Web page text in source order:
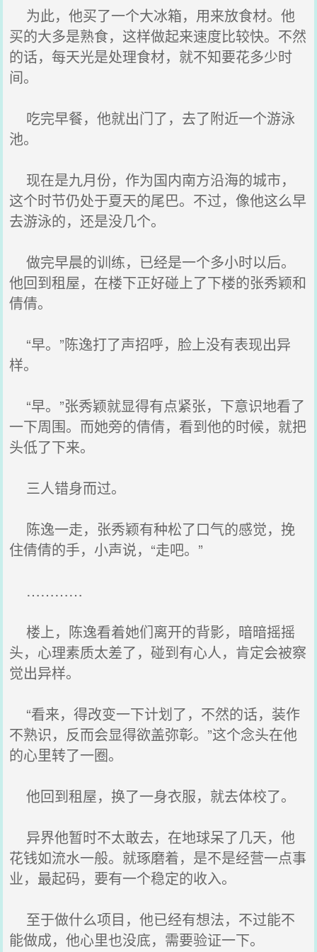
为此，他买了一个大冰箱，用来放食材。他
买的大多是熟食，这样做起来速度比较快。不然
的话，每天光是处理食材，就不知要花多少时
间。
吃完早餐，他就出门了，去了附近一个游泳
池。
现在是九月份，作为国内南方沿海的城市，
这个时节仍处于夏天的尾巴。不过，像他这么早
去游泳的，还是没几个。
做完早晨的训练，已经是一个多小时以后。
他回到租屋，在楼下正好碰上了下楼的张秀颖和
倩倩。
“早。”陈逸打了声招呼，脸上没有表现出异
样。
“早。”张秀颖就显得有点紧张，下意识地看了
一下周围。而她旁的倩倩，看到他的时候，就把
头低了下来。
三人错身而过。
陈逸一走，张秀颖有种松了口气的感觉，挽
住倩倩的手，小声说，“走吧。”
…………
楼上，陈逸看着她们离开的背影，暗暗摇摇
头，心理素质太差了，碰到有心人，肯定会被察
觉出异样。
“看来，得改变一下计划了，不然的话，装作
不熟识，反而会显得欲盖弥彰。”这个念头在他
的心里转了一圈。
他回到租屋，换了一身衣服，就去体校了。
异界他暂时不太敢去，在地球呆了几天，他
花钱如流水一般。就琢磨着，是不是经营一点事
业，最起码，要有一个稳定的收入。
至于做什么项目，他已经有想法，不过能不
能做成，他心里也没底，需要验证一下。